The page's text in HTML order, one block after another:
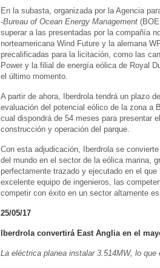
En la subasta, organizada por la Agencia
-Bureau of Ocean Energy Management
superar a las presentadas por la compañía
norteamericana Wind Future y la alemana
precalificadas para la licitación, como las
Power y la filial de energía eólica de Royal
el último momento.
A partir de ahora, Iberdrola tendrá un plazo
evaluación del potencial eólico de la zona a
cual dispondrá de 54 meses para presentar
construcción y operación del parque.
Con esta adjudicación, Iberdrola se
del mundo en el sector de la eólica marina,
perfectamente trazado y ejecutado en el
excelente equipo de ingenieros, las
competir con éxito en un sector altamente
25/05/17
Iberdrola convertirá East Anglia en el
La eléctrica planea instalar 3.514MW, lo